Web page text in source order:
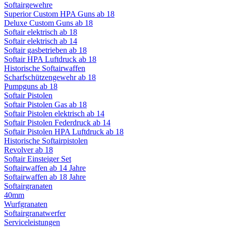
Softairgewehre
Superior Custom HPA Guns ab 18
Deluxe Custom Guns ab 18
Softair elektrisch ab 18
Softair elektrisch ab 14
Softair gasbetrieben ab 18
Softair HPA Luftdruck ab 18
Historische Softairwaffen
Scharfschützengewehr ab 18
Pumpguns ab 18
Softair Pistolen
Softair Pistolen Gas ab 18
Softair Pistolen elektrisch ab 14
Softair Pistolen Federdruck ab 14
Softair Pistolen HPA Luftdruck ab 18
Historische Softairpistolen
Revolver ab 18
Softair Einsteiger Set
Softairwaffen ab 14 Jahre
Softairwaffen ab 18 Jahre
Softairgranaten
40mm
Wurfgranaten
Softairgranatwerfer
Serviceleistungen